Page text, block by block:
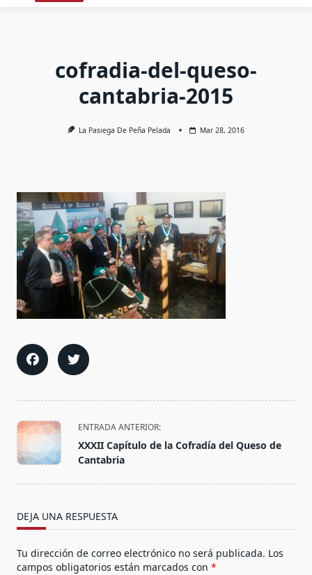
cofradia-del-queso-
cantabria-2015
La Pasiega De Peña Pelada Mar 28, 2016
<span
class="nav-
subtitle
ENTRADA ANTERIOR:
XXXII Capítulo de la Cofradía del Queso de
Cantabria
DEJA UNA RESPUESTA
Tu dirección de correo electrónico no será publicada. Los
campos obligatorios están marcados con *